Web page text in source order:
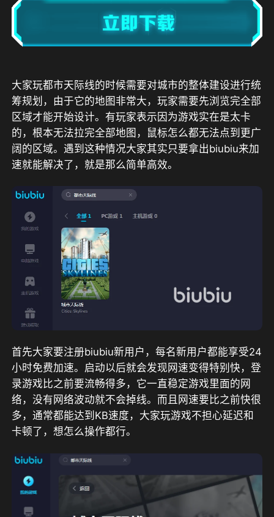
大家玩都市天际线的时候需要对城市的整体建设进行统
筹规划，由于它的地图非常大，玩家需要先浏览完全部
区域才能开始设计。有玩家表示因为游戏实在是太卡
的，根本无法拉完全部地图，鼠标怎么都无法点到更广
阔的区域。遇到这种情况大家其实只要拿出biubiu来加
速就能解决了，就是那么简单高效。
首先大家要注册biubiu新用户，每名新用户都能享受24
小时免费加速。启动以后就会发现网速变得特别快，登
录游戏比之前要流畅得多，它一直稳定游戏里面的网
络，没有网络波动就不会掉线。而且网速要比之前快很
多，通常都能达到KB速度，大家玩游戏不担心延迟和
卡顿了，想怎么操作都行。